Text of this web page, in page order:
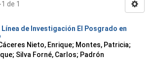
de 1
de Investigación El Posgrado en
Nieto, Enrique; Montes, Patricia;
; Silva Forné, Carlos; Padrón